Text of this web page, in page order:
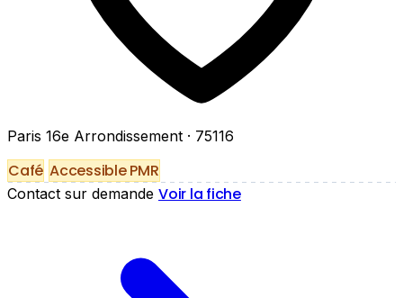
Paris 16e Arrondissement · 75116
Café Accessible PMR
Contact sur demande Voir la fiche